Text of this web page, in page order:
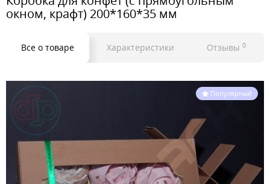
окном, крафт) 200*160*35 мм
Все о товаре Характеристики Отзывы 0
Популярный